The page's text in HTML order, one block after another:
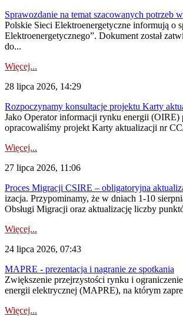
Sprawozdanie na temat szacowanych potrzeb
Polskie Sieci Elektroenergetyczne informują o
Elektroenergetycznego”. Dokument został
do...
Więcej...
28 lipca 2026, 14:29
Rozpoczynamy konsultacje projektu Karty
Jako Operator informacji rynku energii
opracowaliśmy projekt Karty aktualizacji nr
Więcej...
27 lipca 2026, 11:06
Proces Migracji CSIRE – obligatoryjna
izacja. Przypominamy, że w dniach 1-10
Obsługi Migracji oraz aktualizację liczby
Więcej...
24 lipca 2026, 07:43
MAPRE - prezentacja i nagranie ze spotkania
Zwiększenie przejrzystości rynku i
energii elektrycznej (MAPRE), na którym
Więcej...